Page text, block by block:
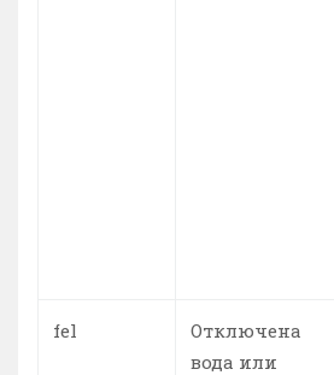
fel
Отключена
вода или